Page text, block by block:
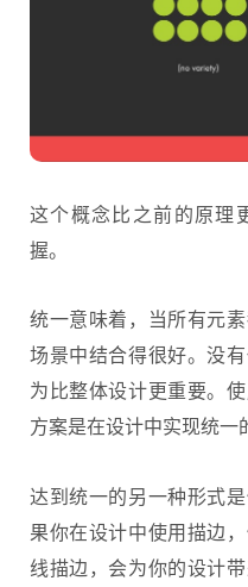
这个概念比之前的原理
握。
统一意味着，当所有元
场景中结合得很好。没
为比整体设计更重要。
方案是在设计中实现统一
达到统一的另一种形式
果你在设计中使用描边
线描边，会为你的设计